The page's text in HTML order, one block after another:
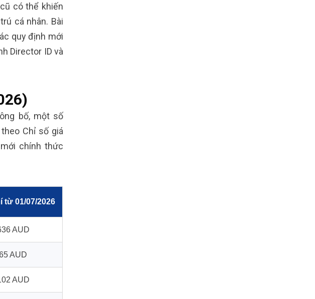
có thể khiến
cá nhân. Bài
quy định mới
Director ID và
bố, một số
Chỉ số giá
chính thức
từ 01/07/2026
AUD
AUD
AUD